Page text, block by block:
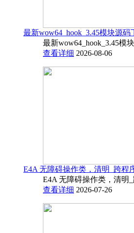
最新wow64_hook_3.45模块源码
最新wow64_hook_3.45模
查看详细 2026-08-06
E4A 无障碍操作类，清明_跨程
E4A 无障碍操作类，清明
查看详细 2026-07-26